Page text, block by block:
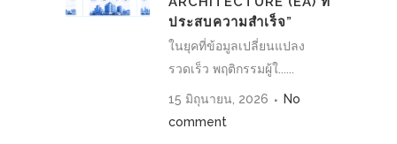
ประสบความสำเร็จ”
ในยุคที่ข้อมูลเปลี่ยนแปลง
รวดเร็ว พฤติกรรมผู้ใ......
15 มิถุนายน, 2026
No
comment